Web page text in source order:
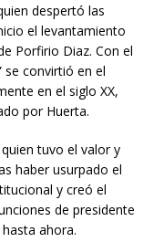
despertó las
el levantamiento
Porfirio Diaz. Con el
se convirtió en el
en el siglo XX,
por Huerta.
tuvo el valor y
haber usurpado el
y creó el
de presidente
ahora.